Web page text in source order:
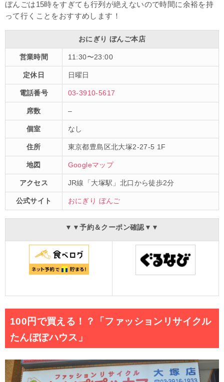
ぼんごは15時をすぎても行列が絶えないので時間に余裕を持
って行くことをおすすめします！
おにぎり ぼんご本店
営業時間 11:30〜23:00
定休日 日曜日
電話番号 03-3910-5617
席数 –
個室 なし
住所 東京都豊島区北大塚2-27-5 1F
地図 Googleマップ
アクセス JR線「大塚駅」北口から徒歩2分
公式サイト おにぎり ぼんご
▼▼予約＆クーポン確認▼▼
100円で買える！？「ファッションリサイクル
たんぽぽハウス」